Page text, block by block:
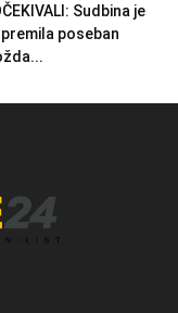
Sudbina je
poseban